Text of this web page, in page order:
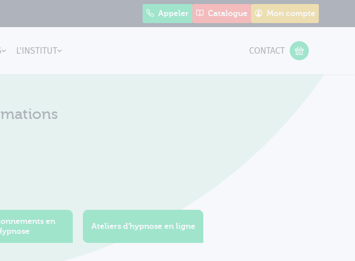
Appeler Catalogue Mon compte
L'INSTITUT CONTACT
VOTRE PANIER
en
Ateliers d'hypnose en ligne